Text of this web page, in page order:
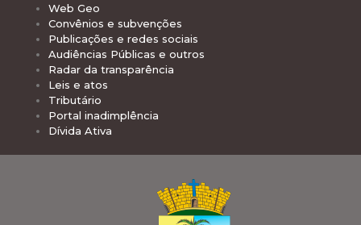
Web Geo
Convênios e subvenções
Publicações e redes sociais
Audiências Públicas e outros
Radar da transparência
Leis e atos
Tributário
Portal inadimplência
Dívida Ativa